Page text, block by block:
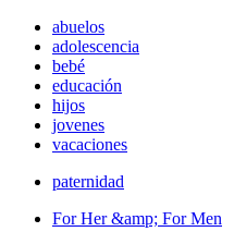
abuelos
adolescencia
bebé
educación
hijos
jovenes
vacaciones
paternidad
For Her &amp; For Men